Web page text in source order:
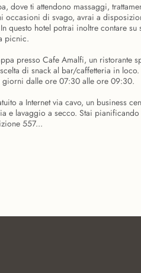
dove ti attendono massaggi,
occasioni di svago, avrai a
questo hotel potrai inoltre contare
picnic.
presso Cafe Amalfi, un ristorante
di snack al bar/caffetteria in
dalle ore 07:30 alle ore 09:30.
a Internet via cavo, un business
e lavaggio a secco. Stai pianificando
557...